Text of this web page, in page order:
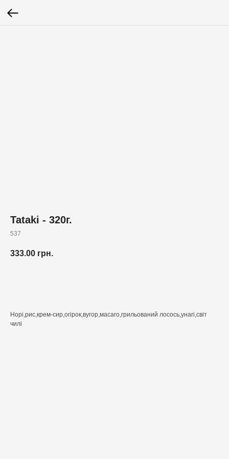
Tataki - 320г.
537
333.00 грн.
Норі,рис,крем-сир,огірок,вугор,масаго,грильований лосось,унагі,світ
чилі